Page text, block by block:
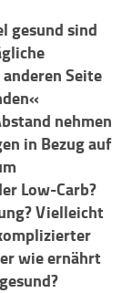
gesund sind
Seite
nehmen
in Bezug auf
Low-Carb?
Vielleicht
wie ernährt